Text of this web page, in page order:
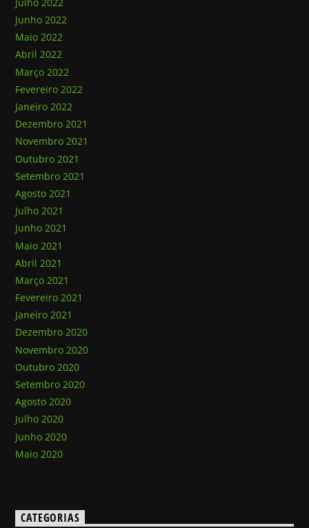
Junho 2022
Maio 2022
Abril 2022
Março 2022
Fevereiro 2022
Janeiro 2022
Dezembro 2021
Novembro 2021
Outubro 2021
Setembro 2021
Agosto 2021
Julho 2021
Junho 2021
Maio 2021
Abril 2021
Março 2021
Fevereiro 2021
Janeiro 2021
Dezembro 2020
Novembro 2020
Outubro 2020
Setembro 2020
Agosto 2020
Julho 2020
Junho 2020
Maio 2020
CATEGORIAS